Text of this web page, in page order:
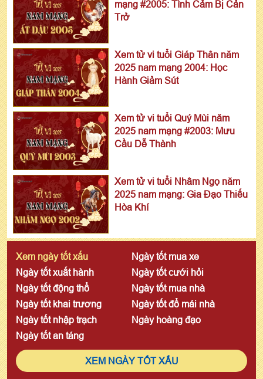
mạng #2005: Tình Cảm Bị Cản
Trở
Xem tử vi tuổi Giáp Thân năm
2025 nam mạng 2004: Học
Hành Giảm Sút
Xem tử vi tuổi Quý Mùi năm
2025 nam mạng #2003: Mưu
Cầu Dễ Thành
Xem tử vi tuổi Nhâm Ngọ năm
2025 nam mạng: Gia Đạo Thiếu
Hòa Khí
Xem ngày tốt xấu
Ngày tốt mua xe
Ngày tốt xuất hành
Ngày tốt cưới hỏi
Ngày tốt động thổ
Ngày tốt mua nhà
Ngày tốt khai trương
Ngày tốt đổ mái nhà
Ngày tốt nhập trạch
Ngày hoàng đạo
Ngày tốt an táng
XEM NGÀY TỐT XẤU